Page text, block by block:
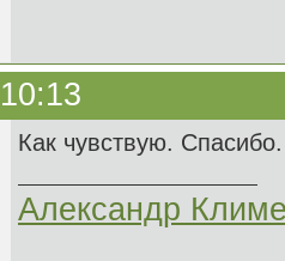
Как чувствую. Спасибо.
Александр